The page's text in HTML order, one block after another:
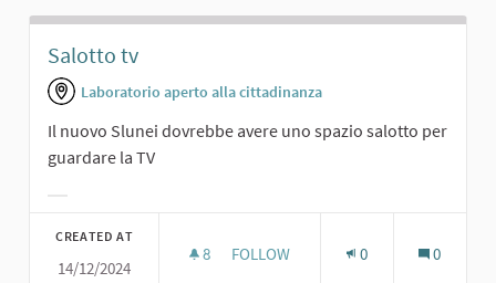
Salotto tv
Laboratorio aperto alla cittadinanza
Il nuovo Slunei dovrebbe avere uno spazio salotto per
guardare la TV
CREATED AT
14/12/2024
8 8 FOLLOWERS
FOLLOW 0 0